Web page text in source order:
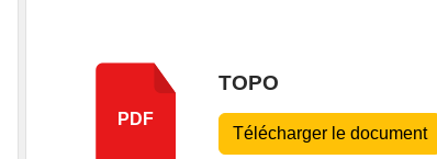
PDF
TOPO
Télécharger le document